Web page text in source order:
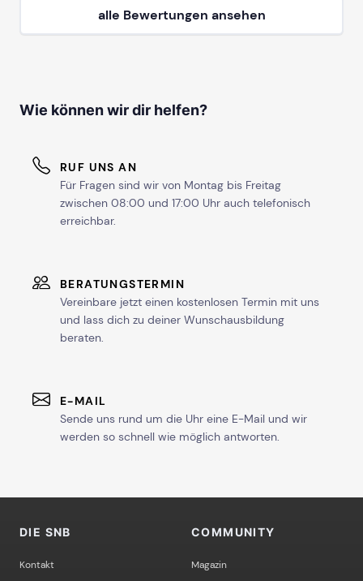
alle Bewertungen ansehen
Wie können wir dir helfen?
RUF UNS AN
Für Fragen sind wir von Montag bis Freitag
zwischen 08:00 und 17:00 Uhr auch telefonisch
erreichbar.
BERATUNGSTERMIN
Vereinbare jetzt einen kostenlosen Termin mit uns
und lass dich zu deiner Wunschausbildung
beraten.
E-MAIL
Sende uns rund um die Uhr eine E-Mail und wir
werden so schnell wie möglich antworten.
DIE SNB
Kontakt
COMMUNITY
Magazin